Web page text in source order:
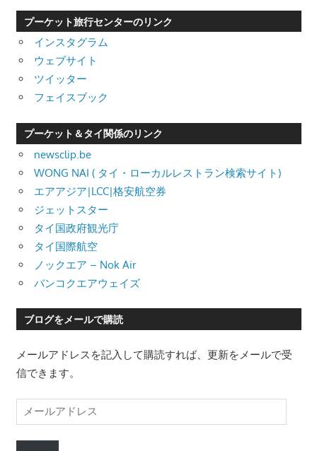
プーケット旅行センターのリンク
インスタグラム
ウェブサイト
ツイッター
フェイスブック
プーケット＆タイ関係のリンク
newsclip.be
WONG NAI ( タイ・ローカルレストラン検索サイト)
エアアジア|LCC|格安航空券
ジェットスター
タイ国政府観光庁
タイ国際航空
ノックエア – Nok Air
バンコクエアウェイズ
ブログをメールで購読
メールアドレスを記入して購読すれば、更新をメールで受
信できます。
ー
ル